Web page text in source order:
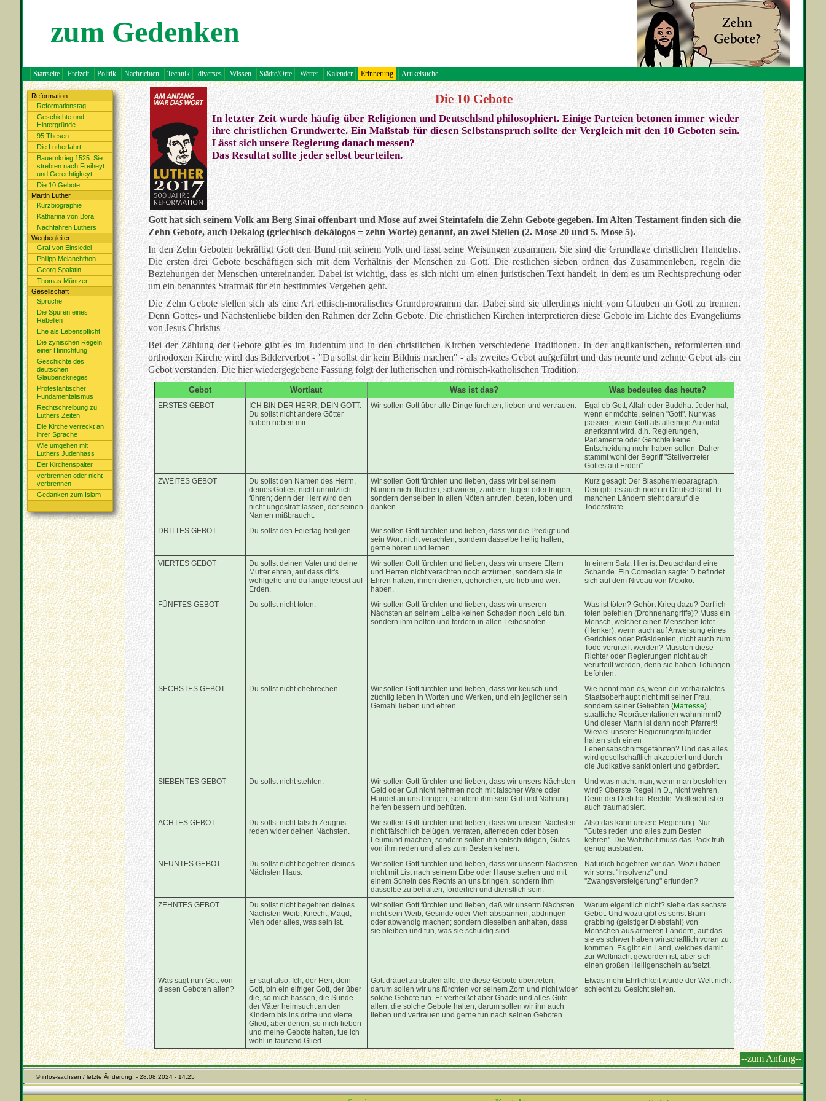
zum Gedenken
Startseite Freizeit Politik Nachrichten Technik diverses Wissen Städte/Orte Wetter Kalender Erinnerung Artikelsuche
Reformation
Reformationstag
Geschichte und
Hintergründe
95 Thesen
Die Lutherfahrt
Bauernkrieg 1525: Sie
strebten nach Freiheyt
und Gerechtigkeyt
Die 10 Gebote
Martin Luther
Kurzbiographie
Katharina von Bora
Nachfahren Luthers
Wegbegleiter
Graf von Einsiedel
Philipp Melanchthon
Georg Spalatin
Thomas Müntzer
Gesellschaft
Sprüche
Die Spuren eines
Rebellen
Ehe als Lebenspflicht
Die zynischen Regeln
einer Hinrichtung
Geschichte des
deutschen
Glaubenskrieges
Protestantischer
Fundamentalismus
Rechtschreibung zu
Luthers Zeiten
Die Kirche verreckt an
ihrer Sprache
Wie umgehen mit
Luthers Judenhass
Der Kirchenspalter
verbrennen oder nicht
verbrennen
Gedanken zum Islam
Die 10 Gebote
In letzter Zeit wurde häufig über Religionen und Deutschlsnd philosophiert. Einige Parteien betonen immer wieder
ihre christlichen Grundwerte. Ein Maßstab für diesen Selbstanspruch sollte der Vergleich mit den 10 Geboten sein.
Lässt sich unsere Regierung danach messen?
Das Resultat sollte jeder selbst beurteilen.
Gott hat sich seinem Volk am Berg Sinai offenbart und Mose auf zwei Steintafeln die Zehn Gebote gegeben. Im Alten Testament finden sich die
Zehn Gebote, auch Dekalog (griechisch dekálogos = zehn Worte) genannt, an zwei Stellen (2. Mose 20 und 5. Mose 5).
In den Zehn Geboten bekräftigt Gott den Bund mit seinem Volk und fasst seine Weisungen zusammen. Sie sind die Grundlage christlichen Handelns.
Die ersten drei Gebote beschäftigen sich mit dem Verhältnis der Menschen zu Gott. Die restlichen sieben ordnen das Zusammenleben, regeln die
Beziehungen der Menschen untereinander. Dabei ist wichtig, dass es sich nicht um einen juristischen Text handelt, in dem es um Rechtsprechung oder
um ein benanntes Strafmaß für ein bestimmtes Vergehen geht.
Die Zehn Gebote stellen sich als eine Art ethisch-moralisches Grundprogramm dar. Dabei sind sie allerdings nicht vom Glauben an Gott zu trennen.
Denn Gottes- und Nächstenliebe bilden den Rahmen der Zehn Gebote. Die christlichen Kirchen interpretieren diese Gebote im Lichte des Evangeliums
von Jesus Christus
Bei der Zählung der Gebote gibt es im Judentum und in den christlichen Kirchen verschiedene Traditionen. In der anglikanischen, reformierten und
orthodoxen Kirche wird das Bilderverbot - "Du sollst dir kein Bildnis machen" - als zweites Gebot aufgeführt und das neunte und zehnte Gebot als ein
Gebot verstanden. Die hier wiedergegebene Fassung folgt der lutherischen und römisch-katholischen Tradition.
Gebot Wortlaut Was ist das? Was bedeutes das heute?
ERSTES GEBOT
ICH BIN DER HERR, DEIN GOTT.
Du sollst nicht andere Götter
haben neben mir.
Wir sollen Gott über alle Dinge fürchten, lieben und vertrauen.
Egal ob Gott, Allah oder Buddha. Jeder hat,
wenn er möchte, seinen "Gott". Nur was
passiert, wenn Gott als alleinige Autorität
anerkannt wird, d.h. Regierungen,
Parlamente oder Gerichte keine
Entscheidung mehr haben sollen. Daher
stammt wohl der Begriff "Stellvertreter
Gottes auf Erden".
ZWEITES GEBOT
Du sollst den Namen des Herrn,
deines Gottes, nicht unnützlich
führen; denn der Herr wird den
nicht ungestraft lassen, der seinen
Namen mißbraucht.
Wir sollen Gott fürchten und lieben, dass wir bei seinem
Namen nicht fluchen, schwören, zaubern, lügen oder trügen,
sondern denselben in allen Nöten anrufen, beten, loben und
danken.
Kurz gesagt: Der Blasphemieparagraph.
Den gibt es auch noch in Deutschland. In
manchen Ländern steht darauf die
Todesstrafe.
DRITTES GEBOT Du sollst den Feiertag heiligen.
Wir sollen Gott fürchten und lieben, dass wir die Predigt und
sein Wort nicht verachten, sondern dasselbe heilig halten,
gerne hören und lernen.
VIERTES GEBOT
Du sollst deinen Vater und deine
Mutter ehren, auf dass dir's
wohlgehe und du lange lebest auf
Erden.
Wir sollen Gott fürchten und lieben, dass wir unsere Eltern
und Herren nicht verachten noch erzürnen, sondern sie in
Ehren halten, ihnen dienen, gehorchen, sie lieb und wert
haben.
In einem Satz: Hier ist Deutschland eine
Schande. Ein Comedian sagte: D befindet
sich auf dem Niveau von Mexiko.
FÜNFTES GEBOT Du sollst nicht töten.
Wir sollen Gott fürchten und lieben, dass wir unseren
Nächsten an seinem Leibe keinen Schaden noch Leid tun,
sondern ihm helfen und fördern in allen Leibesnöten.
Was ist töten? Gehört Krieg dazu? Darf ich
töten befehlen (Drohnenangriffe)? Muss ein
Mensch, welcher einen Menschen tötet
(Henker), wenn auch auf Anweisung eines
Gerichtes oder Präsidenten, nicht auch zum
Tode verurteilt werden? Müssten diese
Richter oder Regierungen nicht auch
verurteilt werden, denn sie haben Tötungen
befohlen.
SECHSTES GEBOT
Du sollst nicht ehebrechen.
Wir sollen Gott fürchten und lieben, dass wir keusch und
züchtig leben in Worten und Werken, und ein jeglicher sein
Gemahl lieben und ehren.
Wie nennt man es, wenn ein verhairatetes
Staatsoberhaupt nicht mit seiner Frau,
sondern seiner Geliebten (Mätresse)
staatliche Repräsentationen wahrnimmt?
Und dieser Mann ist dann noch Pfarrer!!
Wieviel unserer Regierungsmitglieder
halten sich einen
Lebensabschnittsgefährten? Und das alles
wird gesellschaftlich akzeptiert und durch
die Judikative sanktioniert und gefördert.
SIEBENTES GEBOT
Du sollst nicht stehlen.
Wir sollen Gott fürchten und lieben, dass wir unsers Nächsten
Geld oder Gut nicht nehmen noch mit falscher Ware oder
Handel an uns bringen, sondern ihm sein Gut und Nahrung
helfen bessern und behüten.
Und was macht man, wenn man bestohlen
wird? Oberste Regel in D., nicht wehren.
Denn der Dieb hat Rechte. Vielleicht ist er
auch traumatisiert.
ACHTES GEBOT
Du sollst nicht falsch Zeugnis
reden wider deinen Nächsten.
Wir sollen Gott fürchten und lieben, dass wir unsern Nächsten
nicht fälschlich belügen, verraten, afterreden oder bösen
Leumund machen, sondern sollen ihn entschuldigen, Gutes
von ihm reden und alles zum Besten kehren.
Also das kann unsere Regierung. Nur
"Gutes reden und alles zum Besten
kehren". Die Wahrheit muss das Pack früh
genug ausbaden.
NEUNTES GEBOT
Du sollst nicht begehren deines
Nächsten Haus.
Wir sollen Gott fürchten und lieben, dass wir unserm Nächsten
nicht mit List nach seinem Erbe oder Hause stehen und mit
einem Schein des Rechts an uns bringen, sondern ihm
dasselbe zu behalten, förderlich und dienstlich sein.
Natürlich begehren wir das. Wozu haben
wir sonst "Insolvenz" und
"Zwangsversteigerung" erfunden?
ZEHNTES GEBOT
Du sollst nicht begehren deines
Nächsten Weib, Knecht, Magd,
Vieh oder alles, was sein ist.
Wir sollen Gott fürchten und lieben, daß wir unserm Nächsten
nicht sein Weib, Gesinde oder Vieh abspannen, abdringen
oder abwendig machen; sondern dieselben anhalten, dass
sie bleiben und tun, was sie schuldig sind.
Warum eigentlich nicht? siehe das sechste
Gebot. Und wozu gibt es sonst Brain
grabbing (geistiger Diebstahl) von
Menschen aus ärmeren Ländern, auf das
sie es schwer haben wirtschaftlich voran zu
kommen. Es gibt ein Land, welches damit
zur Weltmacht geworden ist, aber sich
einen großen Heiligenschein aufsetzt.
Was sagt nun Gott von
diesen Geboten allen?
Er sagt also: Ich, der Herr, dein
Gott, bin ein eifriger Gott, der über
die, so mich hassen, die Sünde
der Väter heimsucht an den
Kindern bis ins dritte und vierte
Glied; aber denen, so mich lieben
und meine Gebote halten, tue ich
wohl in tausend Glied.
Gott dräuet zu strafen alle, die diese Gebote übertreten;
darum sollen wir uns fürchten vor seinem Zorn und nicht wider
solche Gebote tun. Er verheißet aber Gnade und alles Gute
allen, die solche Gebote halten; darum sollen wir ihn auch
lieben und vertrauen und gerne tun nach seinen Geboten.
Etwas mehr Ehrlichkeit würde der Welt nicht
schlecht zu Gesicht stehen.
--zum Anfang--
© infos-sachsen / letzte Änderung: - 28.08.2024 - 14:25